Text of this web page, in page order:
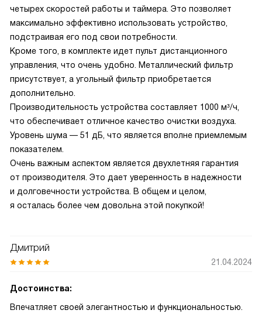
четырех скоростей работы и таймера. Это позволяет
максимально эффективно использовать устройство,
подстраивая его под свои потребности.
Кроме того, в комплекте идет пульт дистанционного
управления, что очень удобно. Металлический фильтр
присутствует, а угольный фильтр приобретается
дополнительно.
Производительность устройства составляет 1000 м³/ч,
что обеспечивает отличное качество очистки воздуха.
Уровень шума — 51 дБ, что является вполне приемлемым
показателем.
Очень важным аспектом является двухлетняя гарантия
от производителя. Это дает уверенность в надежности
и долговечности устройства. В общем и целом,
я осталась более чем довольна этой покупкой!
Дмитрий
21.04.2024
Достоинства:
Впечатляет своей элегантностью и функциональностью.